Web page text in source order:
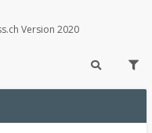
Version 2020